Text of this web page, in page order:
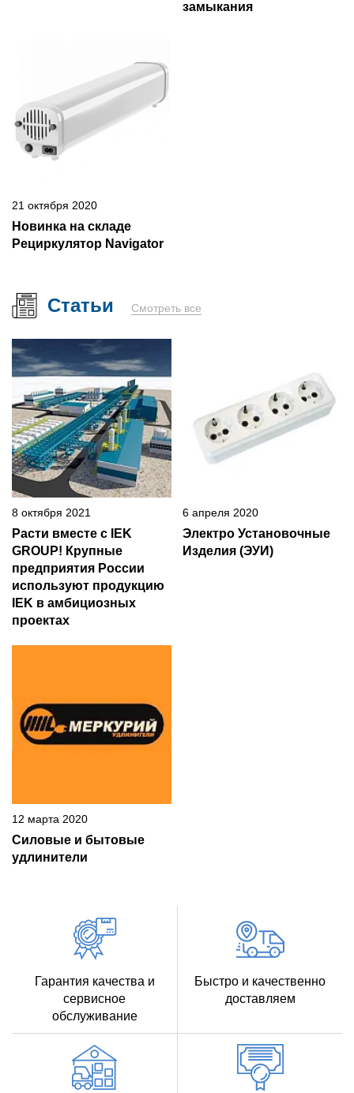
замыкания
21 октября 2020
Новинка на складе
Рециркулятор Navigator
Статьи Смотреть все
8 октября 2021
Расти вместе с IEK
GROUP! Крупные
предприятия России
используют продукцию
IEK в амбициозных
проектах
6 апреля 2020
Электро Установочные
Изделия (ЭУИ)
12 марта 2020
Силовые и бытовые
удлинители
Гарантия качества и
сервисное
обслуживание
Быстро и качественно
доставляем